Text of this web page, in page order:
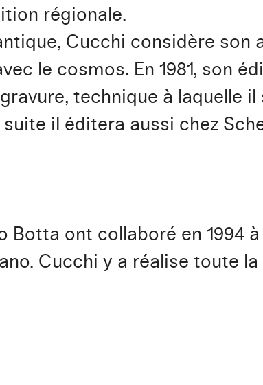
régionale.
Cucchi considère son
le cosmos. En 1981, son
technique à laquelle il
il éditera aussi chez
Botta ont collaboré en 1994
Cucchi y a réalise toute